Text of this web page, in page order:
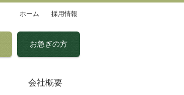
ホーム 採用情報
お急ぎの方
会社概要